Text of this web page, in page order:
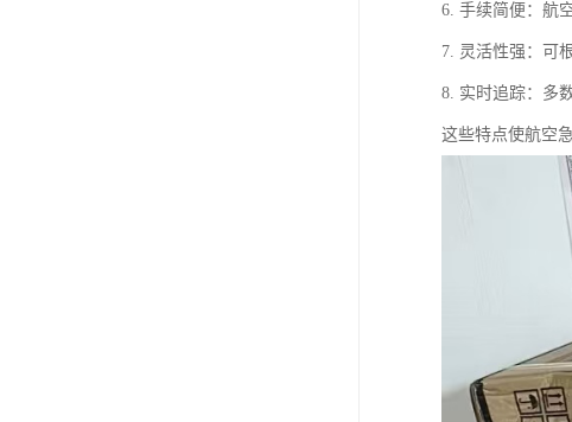
6. 手续简便：航
7. 灵活性强：可
8. 实时追踪：多
这些特点使航空